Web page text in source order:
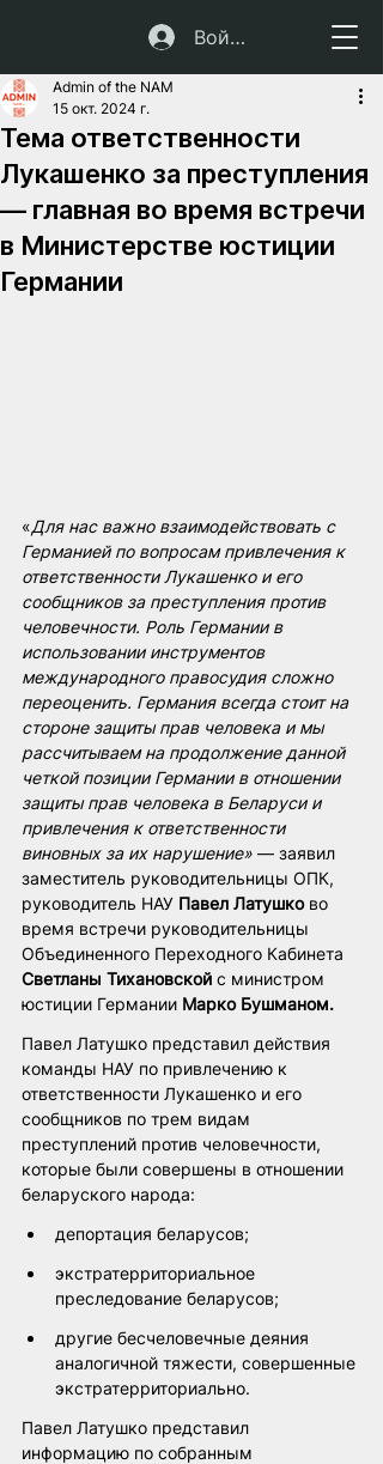
Войти
Тема ответственности
Лукашенко за преступления
— главная во время встречи
в Министерстве юстиции
Германии
Admin of the NAM
15 окт. 2024 г.
«Для нас важно взаимодействовать с
Германией по вопросам привлечения к
ответственности Лукашенко и его
сообщников за преступления против
человечности. Роль Германии в
использовании инструментов
международного правосудия сложно
переоценить. Германия всегда стоит на
стороне защиты прав человека и мы
рассчитываем на продолжение данной
четкой позиции Германии в отношении
защиты прав человека в Беларуси и
привлечения к ответственности
виновных за их нарушение» — заявил
заместитель руководительницы ОПК,
руководитель НАУ Павел Латушко во
время встречи руководительницы
Объединенного Переходного Кабинета
Светланы Тихановской с министром
юстиции Германии Марко Бушманом.
Павел Латушко представил действия
команды НАУ по привлечению к
ответственности Лукашенко и его
сообщников по трем видам
преступлений против человечности,
которые были совершены в отношении
беларуского народа:
депортация беларусов;
экстратерриториальное
преследование беларусов;
другие бесчеловечные деяния
аналогичной тяжести, совершенные
экстратерриториально.
Павел Латушко представил
информацию по собранным